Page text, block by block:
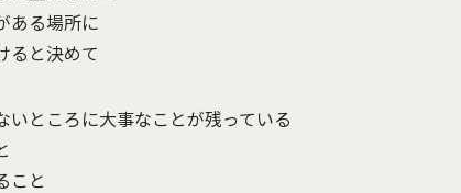
ある場所に
ると決めて
いところに大事なことが残っている
こと